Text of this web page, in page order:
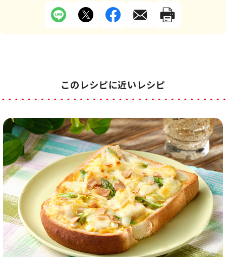
このレシピに近いレシピ